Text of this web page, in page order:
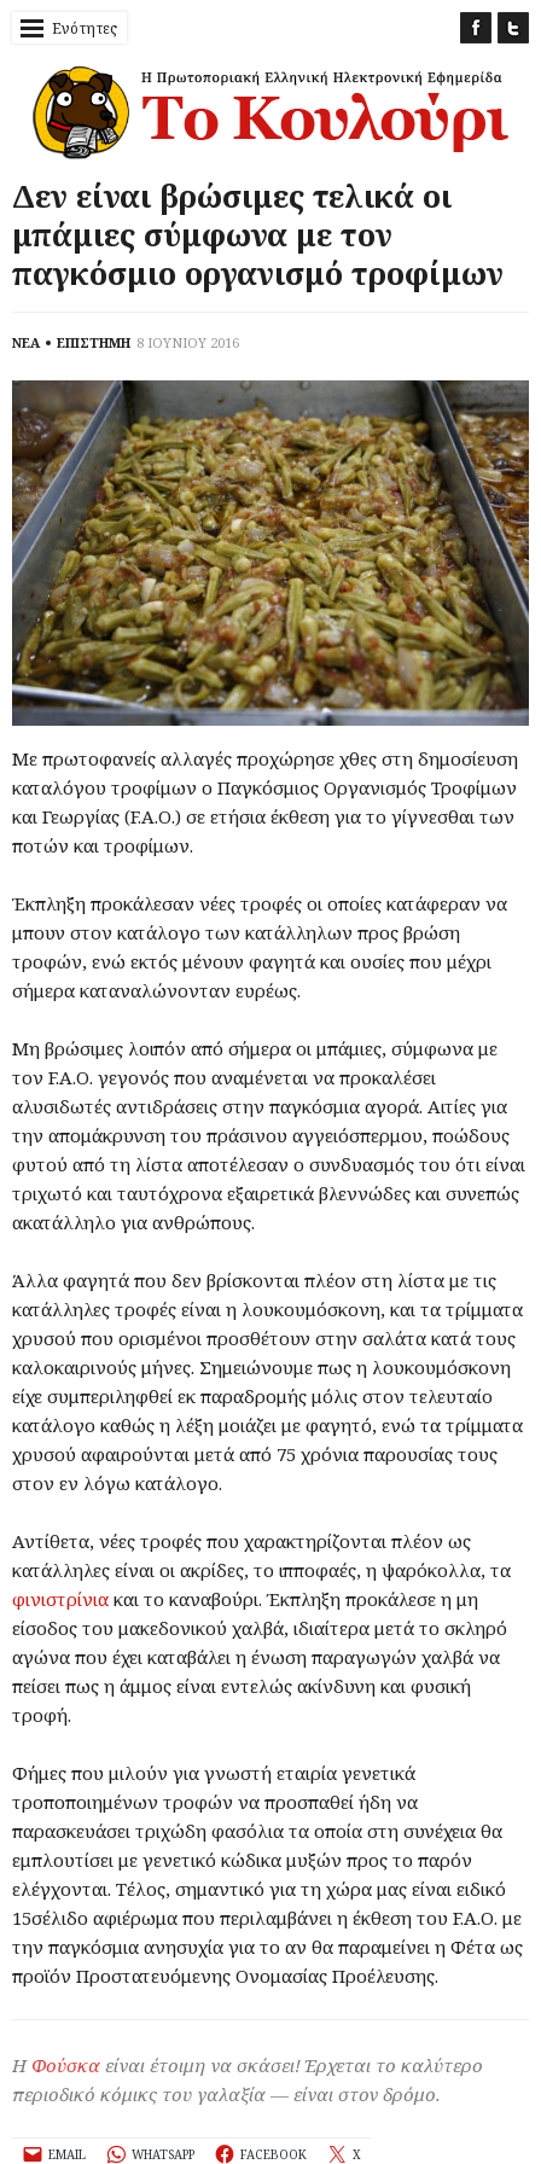
Ενότητες
Δεν είναι βρώσιμες τελικά οι
μπάμιες σύμφωνα με τον
παγκόσμιο οργανισμό τροφίμων
ΝΕΑ ΕΠΙΣΤΗΜΗ 8 ΙΟΥΝΙΟΥ 2016
Με πρωτοφανείς αλλαγές προχώρησε χθες στη δημοσίευση
καταλόγου τροφίμων ο Παγκόσμιος Οργανισμός Τροφίμων
και Γεωργίας (F.A.O.) σε ετήσια έκθεση για το γίγνεσθαι των
ποτών και τροφίμων.
Έκπληξη προκάλεσαν νέες τροφές οι οποίες κατάφεραν να
μπουν στον κατάλογο των κατάλληλων προς βρώση
τροφών, ενώ εκτός μένουν φαγητά και ουσίες που μέχρι
σήμερα καταναλώνονταν ευρέως.
Μη βρώσιμες λοιπόν από σήμερα οι μπάμιες, σύμφωνα με
τον F.A.O. γεγονός που αναμένεται να προκαλέσει
αλυσιδωτές αντιδράσεις στην παγκόσμια αγορά. Αιτίες για
την απομάκρυνση του πράσινου αγγειόσπερμου, ποώδους
φυτού από τη λίστα αποτέλεσαν ο συνδυασμός του ότι είναι
τριχωτό και ταυτόχρονα εξαιρετικά βλεννώδες και συνεπώς
ακατάλληλο για ανθρώπους.
Άλλα φαγητά που δεν βρίσκονται πλέον στη λίστα με τις
κατάλληλες τροφές είναι η λουκουμόσκονη, και τα τρίμματα
χρυσού που ορισμένοι προσθέτουν στην σαλάτα κατά τους
καλοκαιρινούς μήνες. Σημειώνουμε πως η λουκουμόσκονη
είχε συμπεριληφθεί εκ παραδρομής μόλις στον τελευταίο
κατάλογο καθώς η λέξη μοιάζει με φαγητό, ενώ τα τρίμματα
χρυσού αφαιρούνται μετά από 75 χρόνια παρουσίας τους
στον εν λόγω κατάλογο.
Αντίθετα, νέες τροφές που χαρακτηρίζονται πλέον ως
κατάλληλες είναι οι ακρίδες, το ιπποφαές, η ψαρόκολλα, τα
φινιστρίνια και το καναβούρι. Έκπληξη προκάλεσε η μη
είσοδος του μακεδονικού χαλβά, ιδιαίτερα μετά το σκληρό
αγώνα που έχει καταβάλει η ένωση παραγωγών χαλβά να
πείσει πως η άμμος είναι εντελώς ακίνδυνη και φυσική
τροφή.
Φήμες που μιλούν για γνωστή εταιρία γενετικά
τροποποιημένων τροφών να προσπαθεί ήδη να
παρασκευάσει τριχώδη φασόλια τα οποία στη συνέχεια θα
εμπλουτίσει με γενετικό κώδικα μυξών προς το παρόν
ελέγχονται. Τέλος, σημαντικό για τη χώρα μας είναι ειδικό
15σέλιδο αφιέρωμα που περιλαμβάνει η έκθεση του F.A.O. με
την παγκόσμια ανησυχία για το αν θα παραμείνει η Φέτα ως
προϊόν Προστατευόμενης Ονομασίας Προέλευσης.
Η Φούσκα είναι έτοιμη να σκάσει! Έρχεται το καλύτερο
περιοδικό κόμικς του γαλαξία — είναι στον δρόμο.
EMAIL WHATSAPP FACEBOOK X